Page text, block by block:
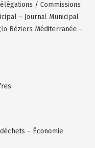
/ Commissions
– Journal Municipal
Béziers Méditerranée –
– Économie